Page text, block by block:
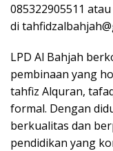
085322905511
di
LPD Al Bahjah
pembinaan yang
tahfiz Alquran,
formal. Dengan
berkualitas dan
pendidikan yang